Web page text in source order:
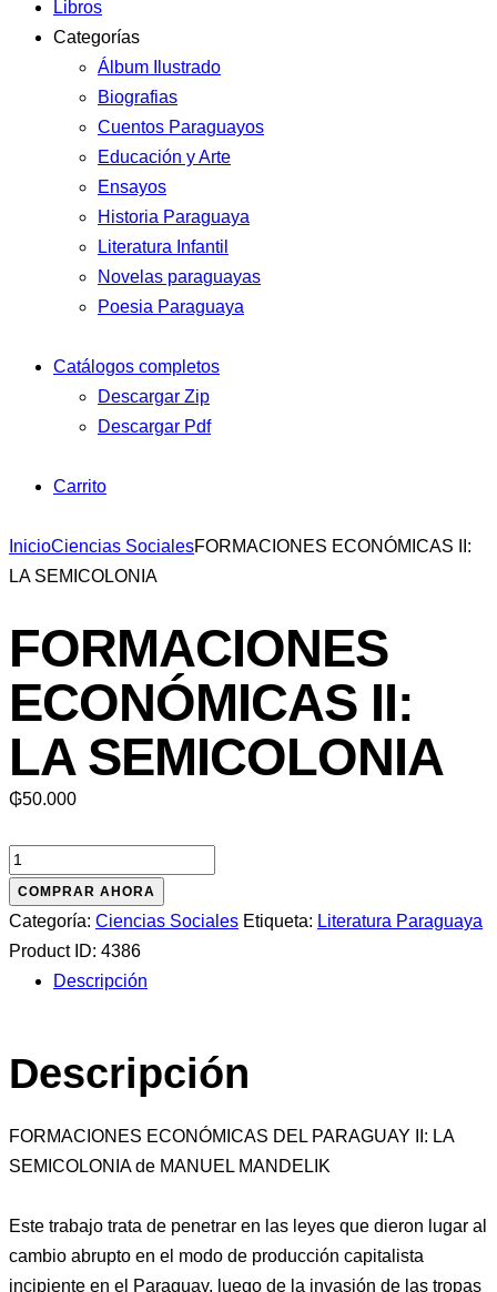
Libros
Categorías
Álbum Ilustrado
Biografias
Cuentos Paraguayos
Educación y Arte
Ensayos
Historia Paraguaya
Literatura Infantil
Novelas paraguayas
Poesia Paraguaya
Catálogos completos
Descargar Zip
Descargar Pdf
Carrito
InicioCiencias SocialesFORMACIONES ECONÓMICAS II:
LA SEMICOLONIA
FORMACIONES
ECONÓMICAS II:
LA SEMICOLONIA
₲50.000
FORMACIONES
ECONÓMICAS
II:
LA
SEMICOLONIA
COMPRAR AHORA
Categoría: Ciencias Sociales Etiqueta: Literatura Paraguaya
Product ID: 4386
Descripción
Descripción
FORMACIONES ECONÓMICAS DEL PARAGUAY II: LA
SEMICOLONIA de MANUEL MANDELIK
Este trabajo trata de penetrar en las leyes que dieron lugar al
cambio abrupto en el modo de producción capitalista
incipiente en el Paraguay, luego de la invasión de las tropas